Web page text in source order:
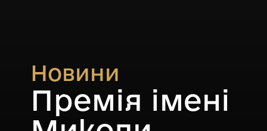
Новини
Премія імені